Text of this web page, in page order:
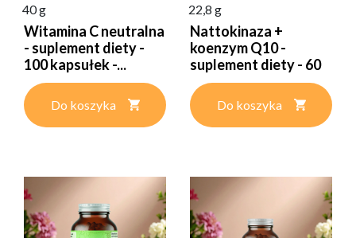
40 g
Witamina C neutralna
- suplement diety -
100 kapsułek -...
Do koszyka
22,8 g
Nattokinaza +
koenzym Q10 -
suplement diety - 60
kapsułek...
Do koszyka